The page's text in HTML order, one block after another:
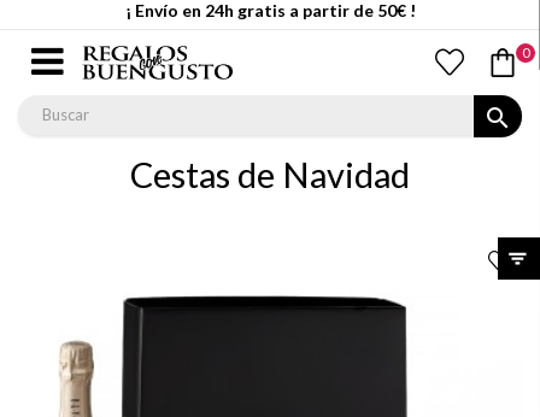
¡ Envío en 24h gratis a partir de 50€ !
0
search
Cestas de Navidad